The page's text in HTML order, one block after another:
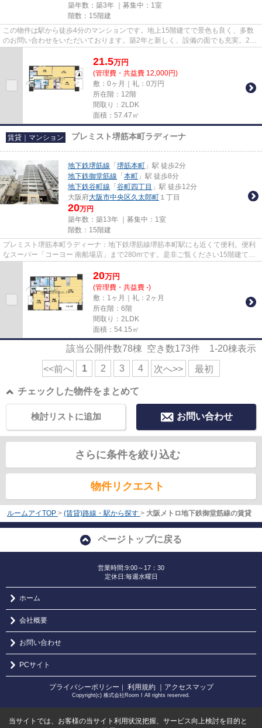
築年数：築3年 ｜募集中： 1室
階数：15階建
この物件は駅から徒歩4分のマンションです。地上15階建てで景色も良く、多数
のお問い合わせをいただいております。築2年と新しく、設備の面でも充実。2沿
21.5万円
(管理費・共益費 12,000円)
敷：0ヶ月｜礼：0万円
所在階：12階
間取り：2LDK
面積：57.47㎡
賃貸｜マンション プレミスト堺筋本町ラディーナ
地下鉄堺筋線 「 堺筋本町 」駅 徒歩2分
地下鉄御堂筋線 「 本町 」駅 徒歩8分
地下鉄谷町線 「 谷町四丁目 」駅 徒歩12分
大阪府大阪市中央区久太郎町 １丁目
20万円
築年数：築13年 ｜募集中： 1室
階数：15階建
プレミスト堺筋本町ラディーナ：地下鉄堺筋線堺筋本町駅にも近くて便利。便利
なスーパー「コーヨー 南船場店」まで280mです。是非ご覧ください15階建ての
20万円
(管理費・共益費 -)
敷：1ヶ月｜礼：2ヶ月
所在階：6階
間取り：2LDK
面積：54.15㎡
該当公開件数78棟 空き数173件 1-20棟表示
<<前へ 1 2 3 4 次へ>> 最初
チェックした物件をまとめて
お問い合わせ
検討リストに追加
さらに条件を絞り込む
物件リクエスト
ルームアイTOP > (賃貸)路線・駅から探す > 大阪メトロ地下鉄御堂筋線の賃貸
ページトップに戻る
営業時間:9:00～17：30
定休日:毎週水曜日
ホーム
会社概要
お問い合わせ
PCサイト
プライバシーポリシー ｜ 利用規約 ｜アクセスマップ
Copyright(c) 株式会社Room I All rights reserved.
当サイトでは、お客様の当サイト利用状況把握、サービス向上検討を目的と